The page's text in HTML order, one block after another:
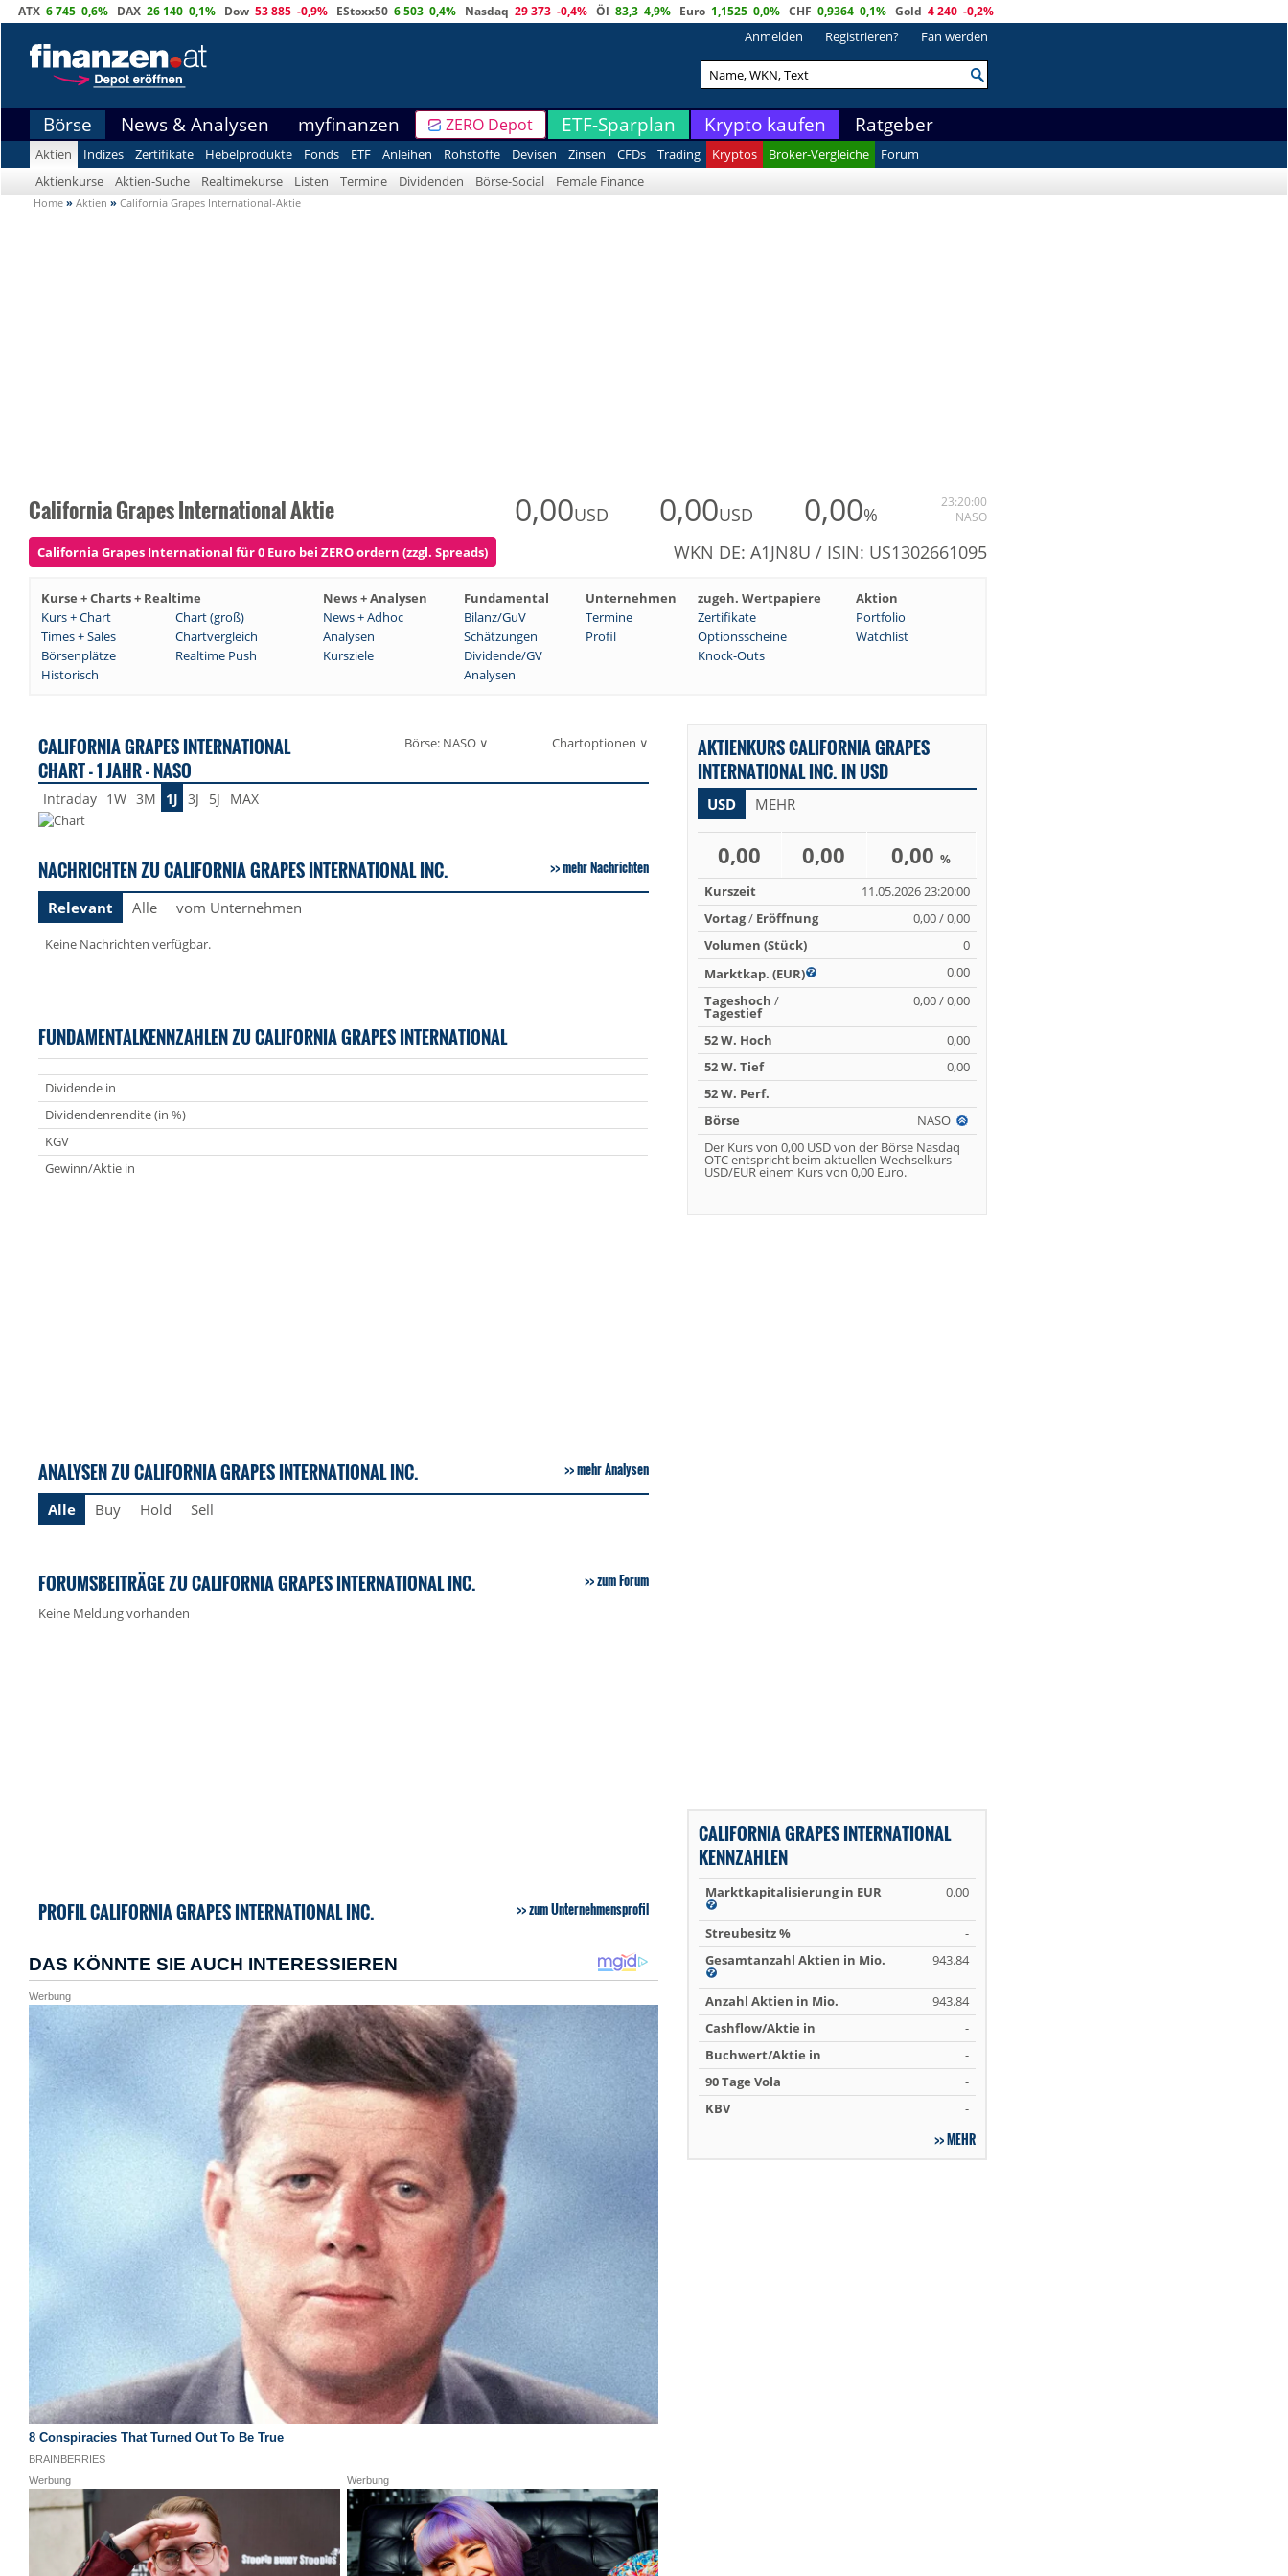
ATX 6 745 0,6% DAX 26 140 0,1% Dow 53 885 -0,9% EStoxx50 6 503 0,4% Nasdaq 29 373 -0,4% Öl 83,3 4,9% Euro 1,1525 0,0% CHF 0,9364 0,1% Gold 4 240 -0,2%
Anmelden Registrieren? Fan werden
Börse News & Analysen myfinanzen ZERO Depot ETF-Sparplan Krypto kaufen Ratgeber
Aktien Indizes Zertifikate Hebelprodukte Fonds ETF Anleihen Rohstoffe Devisen Zinsen CFDs Trading Kryptos Broker-Vergleiche
Forum
Aktienkurse
Aktien-Suche Realtimekurse Listen Termine Dividenden Börse-Social Female Finance
Home » Aktien » California Grapes International-Aktie
California Grapes International Aktie 0,00USD 0,00USD 0,00%
23:20:00
NASO
California Grapes International für 0 Euro bei ZERO ordern (zzgl. Spreads) WKN DE: A1JN8U / ISIN: US1302661095
Kurse + Charts + Realtime News + Analysen Fundamental Unternehmen zugeh. Wertpapiere
Aktion
Kurs + Chart
Chart (groß) News + Adhoc Bilanz/GuV Termine Zertifikate
Portfolio
Times + Sales
Chartvergleich Analysen Schätzungen Profil Optionsscheine
Watchlist
Börsenplätze
Realtime Push Kursziele Dividende/GV
Knock-Outs
Historisch
Analysen
CALIFORNIA GRAPES INTERNATIONAL
CHART - 1 JAHR - NASO
Börse: NASO ∨ Chartoptionen ∨
Intraday 1W 3M 1J 3J 5J MAX
NACHRICHTEN ZU CALIFORNIA GRAPES INTERNATIONAL INC. mehr Nachrichten
Relevant Alle vom Unternehmen
Keine Nachrichten verfügbar.
FUNDAMENTALKENNZAHLEN ZU CALIFORNIA GRAPES INTERNATIONAL
Dividende in
Dividendenrendite (in %)
KGV
Gewinn/Aktie in
ANALYSEN ZU CALIFORNIA GRAPES INTERNATIONAL INC. mehr Analysen
Alle Buy Hold Sell
FORUMSBEITRÄGE ZU CALIFORNIA GRAPES INTERNATIONAL INC. zum Forum
Keine Meldung vorhanden
PROFIL CALIFORNIA GRAPES INTERNATIONAL INC. zum Unternehmensprofil
AKTIENKURS CALIFORNIA GRAPES
INTERNATIONAL INC. IN USD
USD MEHR
0,00 0,00 0,00%
Kurszeit
11.05.2026 23:20:00
Vortag/ Eröffnung
0,00 / 0,00
Volumen (Stück)
0
Marktkap. (EUR)
0,00
Tageshoch /
Tagestief
0,00 / 0,00
52 W. Hoch
0,00
52 W. Tief
0,00
52 W. Perf.
Börse
NASO
Der Kurs von 0,00 USD von der Börse Nasdaq
OTC entspricht beim aktuellen Wechselkurs
USD/EUR einem Kurs von 0,00 Euro.
CALIFORNIA GRAPES INTERNATIONAL
KENNZAHLEN
Marktkapitalisierung in EUR 0.00
Streubesitz %
-
Gesamtanzahl Aktien in Mio.
943.84
Anzahl Aktien in Mio.
943.84
Cashflow/Aktie in
-
Buchwert/Aktie in
-
90 Tage Vola
-
KBV
-
MEHR